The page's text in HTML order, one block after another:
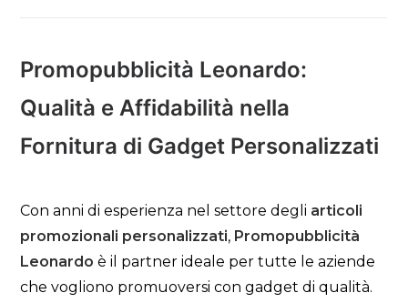
Promopubblicità Leonardo:
Qualità e Affidabilità nella
Fornitura di Gadget Personalizzati
Con anni di esperienza nel settore degli articoli
promozionali personalizzati, Promopubblicità
Leonardo è il partner ideale per tutte le aziende
che vogliono promuoversi con gadget di qualità.